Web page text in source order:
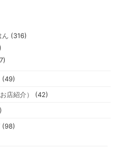
ん (316)
(49)
店紹介）
(42)
(98)